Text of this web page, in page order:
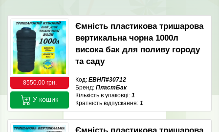
8550.00 грн.
Ємність пластикова тришарова
вертикальна чорна 1000л
висока бак для поливу городу
та саду
Код: ЕВНП#30712
Бренд: ПластБак
Кількість в упаковці: 1
Кратність відпускання: 1
У кошик